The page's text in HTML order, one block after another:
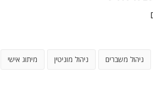
ניהול משברים ניהול מוניטין מיתוג אישי